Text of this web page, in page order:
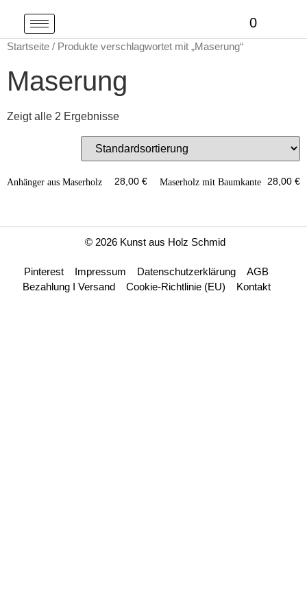
0
Startseite / Produkte verschlagwortet mit „Maserung“
Maserung
Zeigt alle 2 Ergebnisse
Anhänger aus Maserholz 28,00€ Maserholz mit Baumkante 28,00 €
© 2026 Kunst aus Holz Schmid
Pinterest Impressum Datenschutzerklärung
AGB
Bezahlung I Versand
Cookie-Richtlinie (EU) Kontakt